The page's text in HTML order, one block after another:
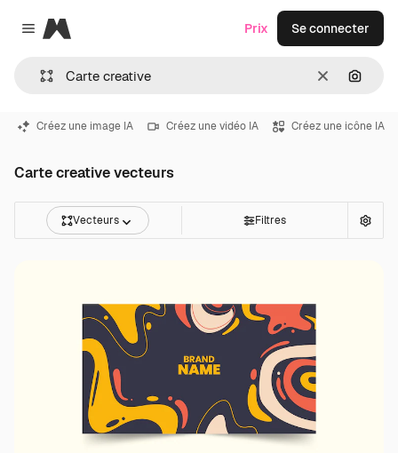
Close menu
Magnific
Effacer
Prix Se connecter
Créez une image IA Créez une vidéo IA Créez une icône IA
Carte creative vecteurs
Vecteurs Filtres